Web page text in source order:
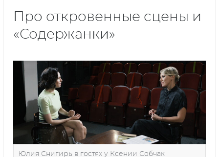
Про откровенные сцены и
«Содержанки»
Юлия Снигирь в гостях у Ксении Собчак